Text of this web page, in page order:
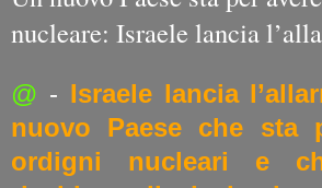
nucleare: Israele lancia
@ - Israele lancia
nuovo Paese che sta
ordigni nucleari e